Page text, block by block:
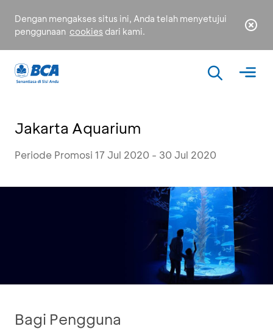
Dengan mengakses situs ini, Anda telah menyetujui
penggunaan cookies dari kami.
Jakarta Aquarium
Periode Promosi 17 Jul 2020 - 30 Jul 2020
Bagi Pengguna